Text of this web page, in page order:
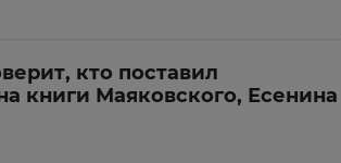
кто поставил
книги Маяковского, Есенина